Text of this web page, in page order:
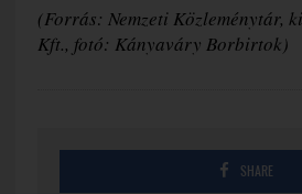
(Forrás: Nemzeti Közleménytár,
Kft., fotó: Kányaváry Borbirtok)
SHARE